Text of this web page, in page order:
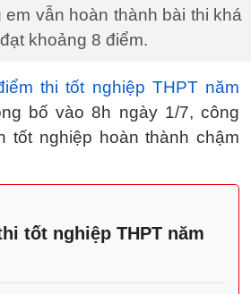
vẫn hoàn thành bài thi khá
khoảng 8 điểm.
thi tốt nghiệp THPT năm
bố vào 8h ngày 1/7, công
tốt nghiệp hoàn thành chậm
tốt nghiệp THPT năm